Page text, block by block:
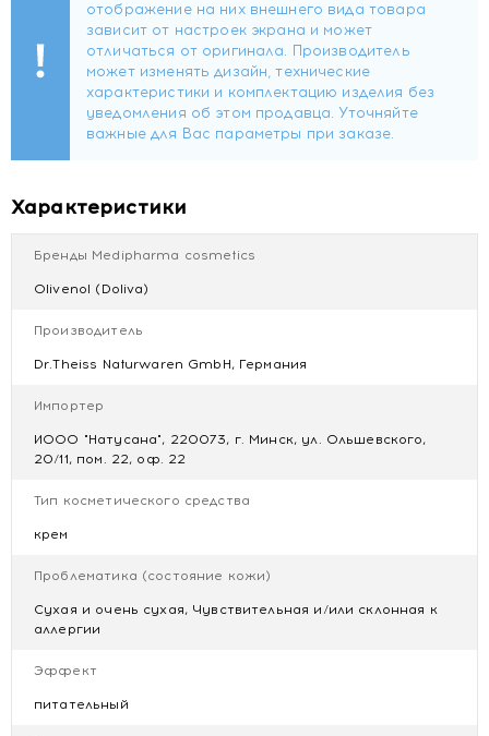
Состав: Aqua, PEG-8 Beeswax, Olea Europaea Oil,
Triticum Vulgare Germ Oil, Persea Gratissima Oil, Prunus
Amygdalus Dulcis Oil, Glycerin, Phenoxyethanol, Parfum,
Carbomer, Methylparaben, Disodium EDTA, Ascorbyl
Palmitate, Lecithin, Sodium Hydroxide, Butylparaben,
Ethylparaben, Propylparaben, Isobutylparaben,
Limonene, Benzyl Salicylate, Eugenol, Geraniol.
Характеристики
Бренды Medipharma cosmetics
Olivenol (Doliva)
Производитель
Dr.Theiss Naturwaren GmbH, Германия
Импортер
ИООО "Натусана", 220073, г. Минск, ул. Ольшевского,
20/11, пом. 22, оф. 22
Тип косметического средства
крем
Проблематика (состояние кожи)
Сухая и очень сухая, Чувствительная и/или склонная к
аллергии
Эффект
питательный